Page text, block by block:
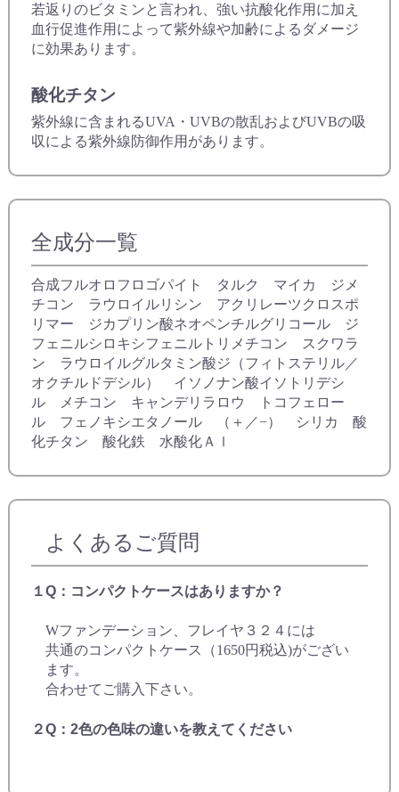
若返りのビタミンと言われ、強い抗酸化作用に加え
血行促進作用によって紫外線や加齢によるダメージ
に効果あります。
酸化チタン
紫外線に含まれるUVA・UVBの散乱およびUVBの吸
収による紫外線防御作用があります。
全成分一覧
合成フルオロフロゴパイト タルク マイカ ジメ
チコン ラウロイルリシン アクリレーツクロスポ
リマー ジカプリン酸ネオペンチルグリコール ジ
フェニルシロキシフェニルトリメチコン スクワラ
ン ラウロイルグルタミン酸ジ（フィトステリル／
オクチルドデシル） イソノナン酸イソトリデシ
ル メチコン キャンデリラロウ トコフェロー
ル フェノキシエタノール （＋／−） シリカ 酸
化チタン 酸化鉄 水酸化Ａｌ
よくあるご質問
１Q：コンパクトケースはありますか？
Wファンデーション、フレイヤ３２４には
共通のコンパクトケース（1650円税込)がござい
ます。
合わせてご購入下さい。
２Q：2色の色味の違いを教えてください